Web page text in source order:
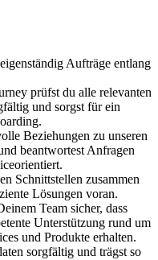
Aufträge entlang
prüfst du alle relevanten
und sorgst für ein
Beziehungen zu unseren
beantwortest Anfragen
Schnittstellen zusammen
Lösungen voran.
Team sicher, dass
Unterstützung rund um
und Produkte erhalten.
sorgfältig und trägst so